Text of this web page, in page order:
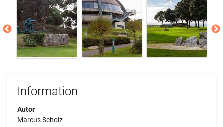
Information
Autor
Marcus Scholz